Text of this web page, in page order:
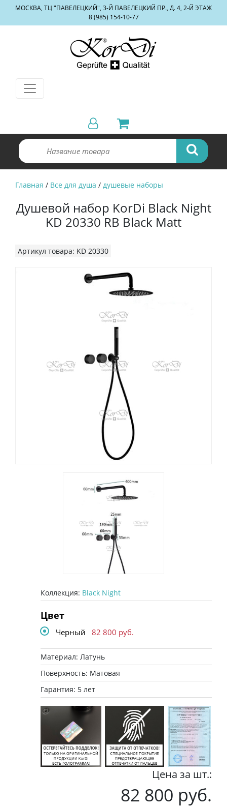
МОСКВА, ТЦ "ПАВЕЛЕЦКИЙ", 3-Й ПАВЕЛЕЦКИЙ ПР., Д. 4, 2-Й ЭТАЖ
8 (985) 154-10-77
Главная / Все для душа / душевые наборы
Душевой набор KorDi Black Night
KD 20330 RB Black Matt
Артикул товара: KD 20330
Коллекция: Black Night
Цвет
Черный 82 800 руб.
Материал: Латунь
Поверхность: Матовая
Гарантия: 5 лет
Цена за шт.:
82 800 руб.